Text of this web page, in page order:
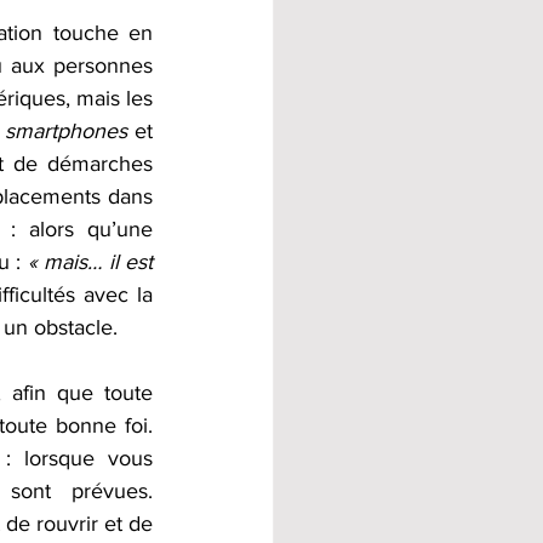
touche en
aux personnes
mais les
smartphones et
de démarches
dans
alors qu’une
: « mais… il est
avec la
obstacle.
afin que toute
bonne foi.
: lorsque vous
prévues.
de rouvrir et de